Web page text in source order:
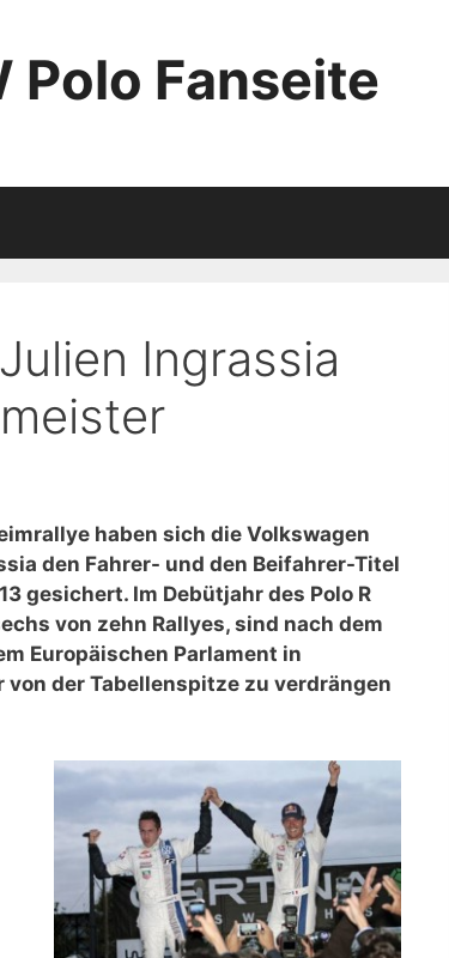
Polo Fanseite
Ingrassia
haben sich die Volkswagen
den Fahrer- und den Beifahrer-Titel
gesichert. Im Debütjahr des Polo R
von zehn Rallyes, sind nach dem
Europäischen Parlament in
der Tabellenspitze zu verdrängen